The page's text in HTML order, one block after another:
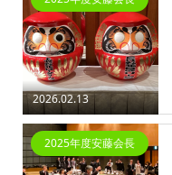
2026.02.13
2025年度安藤会長